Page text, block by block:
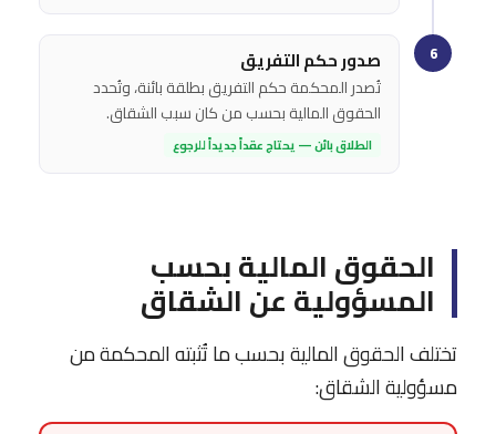
6 صدور حكم التفريق
تُصدر المحكمة حكم التفريق بطلقة بائنة، وتُحدد
الحقوق المالية بحسب من كان سبب الشقاق.
الطلاق بائن — يحتاج عقداً جديداً للرجوع
الحقوق المالية بحسب
المسؤولية عن الشقاق
تختلف الحقوق المالية بحسب ما تُثبته المحكمة من
مسؤولية الشقاق: